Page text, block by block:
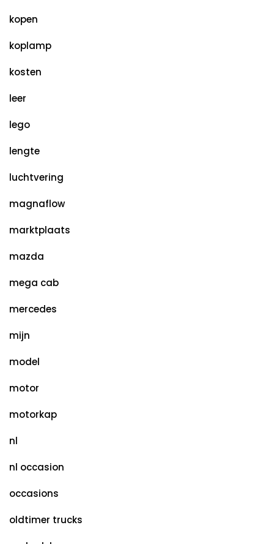
kopen
koplamp
kosten
leer
lego
lengte
luchtvering
magnaflow
marktplaats
mazda
mega cab
mercedes
mijn
model
motor
motorkap
nl
nl occasion
occasions
oldtimer trucks